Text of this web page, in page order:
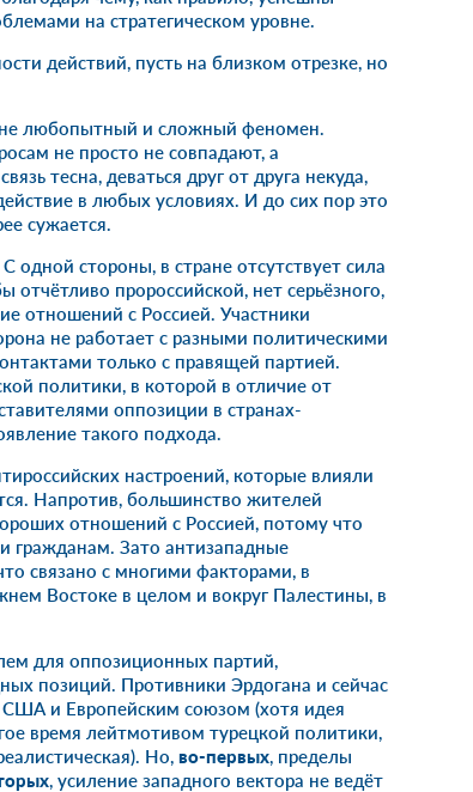
на стратегическом уровне.
действий, пусть на близком отрезке, но
любопытный и сложный феномен.
не просто не совпадают, а
тесна, деваться друг от друга некуда,
в любых условиях. И до сих пор это
сужается.
стороны, в стране отсутствует сила
отчётливо пророссийской, нет серьёзного,
отношений с Россией. Участники
не работает с разными политическими
только с правящей партией.
политики, в которой в отличие от
оппозиции в странах-
такого подхода.
настроений, которые влияли
Напротив, большинство жителей
отношений с Россией, потому что
гражданам. Зато антизападные
связано с многими факторами, в
Востоке в целом и вокруг Палестины, в
для оппозиционных партий,
позиций. Противники Эрдогана и сейчас
и Европейским союзом (хотя идея
время лейтмотивом турецкой политики,
Но, во-первых, пределы
, усиление западного вектора не ведёт